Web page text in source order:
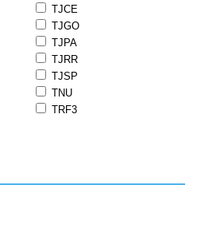
TJCE
TJGO
TJPA
TJRR
TJSP
TNU
TRF3